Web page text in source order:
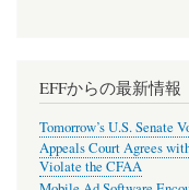
EFFからの最新情報
Tomorrow’s U.S. Senate
Appeals Court Agrees
Violate the CFAA